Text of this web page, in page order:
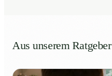
Aus unserem Ratgeber